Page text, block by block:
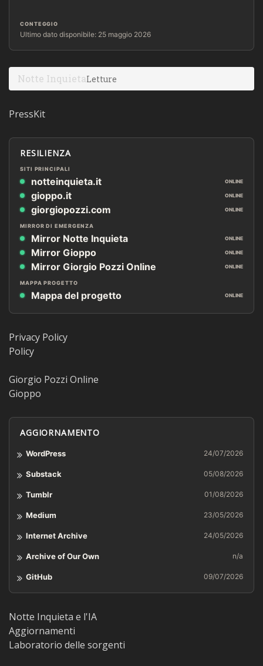
CONTEGGIO
Ultimo dato disponibile: 25 maggio 2026
Notte InquietaLetture
PressKit
RESILIENZA
SITI PRINCIPALI
notteinquieta.it ONLINE
gioppo.it ONLINE
giorgiopozzi.com ONLINE
MIRROR DI EMERGENZA
Mirror Notte Inquieta ONLINE
Mirror Gioppo ONLINE
Mirror Giorgio Pozzi Online ONLINE
MAPPA PROGETTO
Mappa del progetto ONLINE
Privacy Policy
Policy
Giorgio Pozzi Online
Gioppo
AGGIORNAMENTO
WordPress 24/07/2026
Substack 05/08/2026
Tumblr 01/08/2026
Medium 23/05/2026
Internet Archive 24/05/2026
Archive of Our Own n/a
GitHub 09/07/2026
Notte Inquieta e l'IA
Aggiornamenti
Laboratorio delle sorgenti